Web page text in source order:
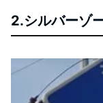
2.シルバーゾ